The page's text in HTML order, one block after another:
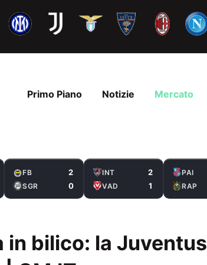
Primo Piano Notizie Mercato
FB 2
SGR 0
INT 2
VAD 1
PAI
RAP
in bilico: la Juventus